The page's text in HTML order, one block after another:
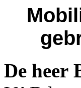
De heer